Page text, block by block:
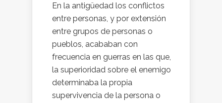
En la antigüedad los conflictos
entre personas, y por extensión
entre grupos de personas o
pueblos, acababan con
frecuencia en guerras en las que,
la superioridad sobre el enemigo
determinaba la propia
supervivencia de la persona o